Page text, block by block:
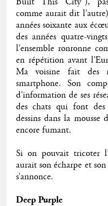
comme aurait dit
années soixante aux
des années quatre-
l’ensemble ronronne
en répétition avant
Ma voisine fait des
smartphone. Son
d’information de ses
des chats qui font
dessins dans la
encore fumant.
Si on pouvait tricoter
aurait son écharpe et
s’annonce.
Deep Purple